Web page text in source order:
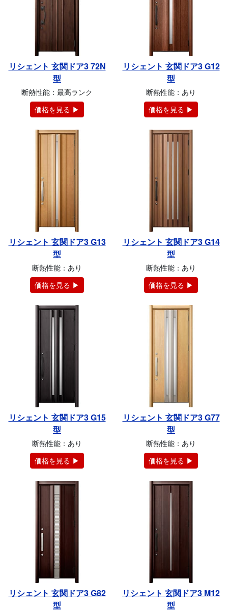
リシェント 玄関ドア3 72N
型
断熱性能：最高ランク
価格を見る ▶
リシェント 玄関ドア3 G12
型
断熱性能：あり
価格を見る ▶
リシェント 玄関ドア3 G13
型
断熱性能：あり
価格を見る ▶
リシェント 玄関ドア3 G14
型
断熱性能：あり
価格を見る ▶
リシェント 玄関ドア3 G15
型
断熱性能：あり
価格を見る ▶
リシェント 玄関ドア3 G77
型
断熱性能：あり
価格を見る ▶
リシェント 玄関ドア3 G82
型
リシェント 玄関ドア3 M12
型